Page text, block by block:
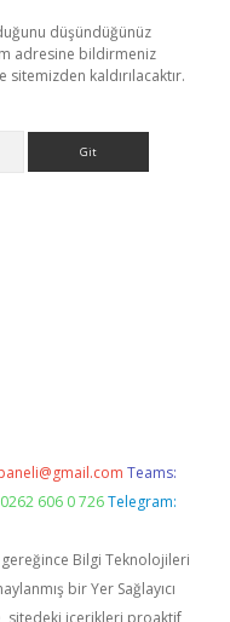
düşündüğünüz
adresine bildirmeniz
kaldırılacaktır.
Teams:
606 0 726 Telegram:
gereğince Bilgi Teknolojileri
bir Yer Sağlayıcı
sitedeki içerikleri proaktif